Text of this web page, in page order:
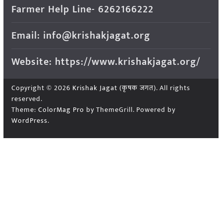
Farmer Help Line- 6262166222
Email: info@krishakjagat.org
Website: https://www.krishakjagat.org/
Copyright © 2026 Krishak Jagat (कृषक जगत). All rights
reserved.
Theme: ColorMag Pro by ThemeGrill. Powered by
WordPress.